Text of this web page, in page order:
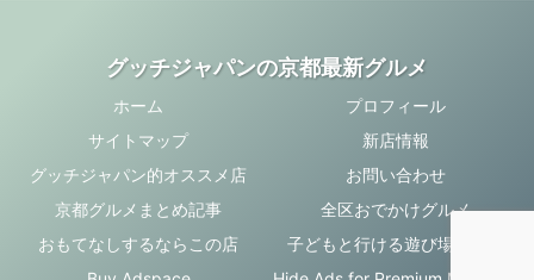
グッチジャパンの京都最新グルメ
ホーム
プロフィール
サイトマップ
新店情報
グッチジャパン的オススメ店
お問い合わせ
京都グルメまとめ記事
全区おでかけグルメ
おもてなしするならこの店
子どもと行ける遊び場・お店